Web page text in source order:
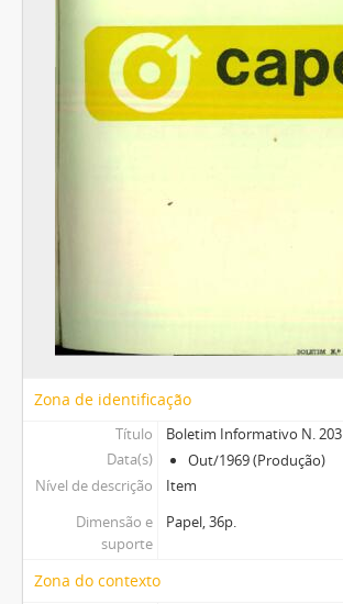
Zona de identificação
Título
Boletim Informativo N. 203
Data(s)
Out/1969 (Produção)
Nível de descrição
Item
Dimensão e
suporte
Papel, 36p.
Zona do contexto